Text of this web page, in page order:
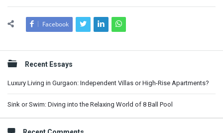
Facebook
Sidebar
Recent Essays
Luxury Living in Gurgaon: Independent Villas or High-Rise Apartments?
Sink or Swim: Diving into the Relaxing World of 8 Ball Pool